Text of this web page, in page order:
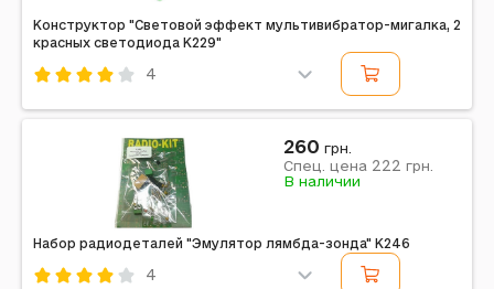
Конструктор "Световой эффект мультивибратор-мигалка, 2
красных светодиода K229"
4
Набор радиодеталей "Эмулятор лямбда-зонда" K246
4
260 грн.
Спец. цена 222 грн.
В наличии